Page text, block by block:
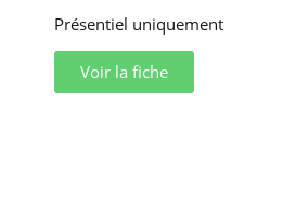
Présentiel uniquement
Voir la fiche